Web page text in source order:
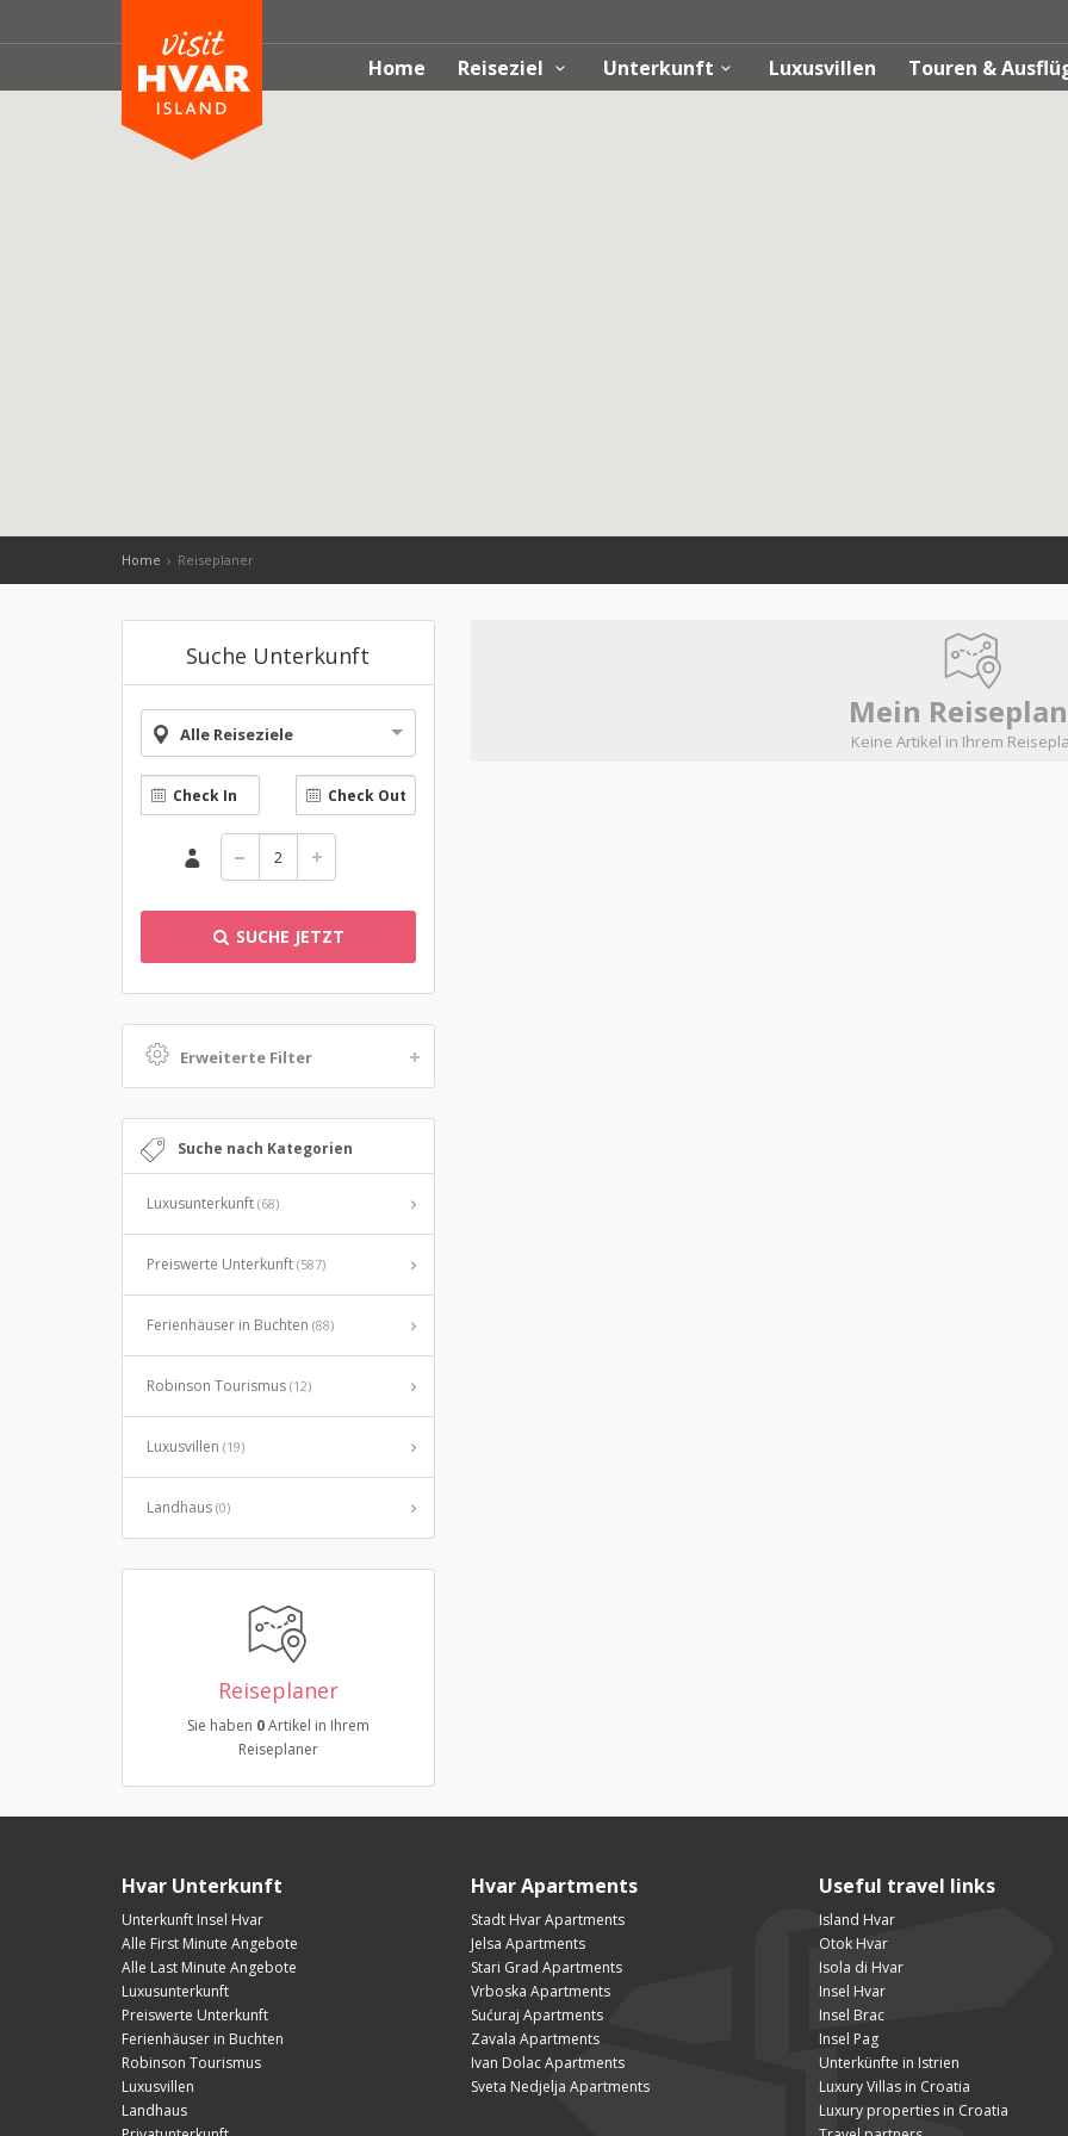
Home Reiseziel Unterkunft Luxusvillen Touren &
Home Reiseplaner
Suche Unterkunft
Alle Reiseziele
SUCHE JETZT
Erweiterte Filter
Suche nach Kategorien
Luxusunterkunft (68)
Preiswerte Unterkunft (587)
Ferienhäuser in Buchten (88)
Robinson Tourismus (12)
Luxusvillen (19)
Landhaus (0)
Reiseplaner
Sie haben 0Artikel in Ihrem
Reiseplaner
Mein
Keine Artikel in Ihrem
Hvar Unterkunft
Unterkunft Insel Hvar
Alle First Minute Angebote
Alle Last Minute Angebote
Luxusunterkunft
Preiswerte Unterkunft
Ferienhäuser in Buchten
Robinson Tourismus
Luxusvillen
Landhaus
Hvar Apartments
Stadt Hvar Apartments
Jelsa Apartments
Stari Grad Apartments
Vrboska Apartments
Sućuraj Apartments
Zavala Apartments
Ivan Dolac Apartments
Sveta Nedjelja Apartments
Useful travel links
Island Hvar
Otok Hvar
Isola di Hvar
Insel Hvar
Insel Brac
Insel Pag
Unterkünfte in Istrien
Luxury Villas in Croatia
Luxury properties in Croatia